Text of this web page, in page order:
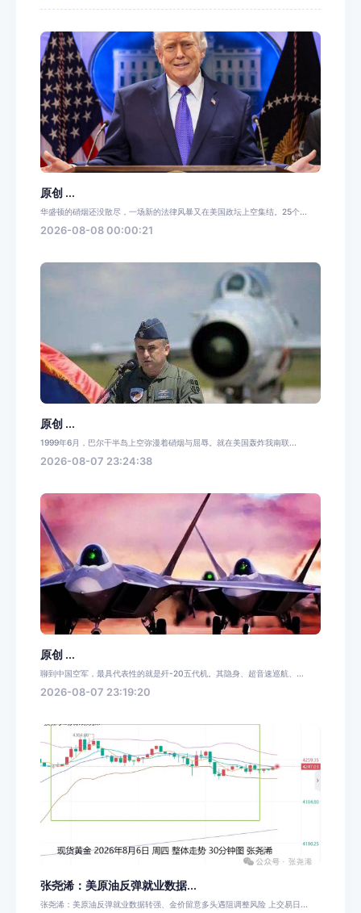
原创 ...
华盛顿的硝烟还没散尽，一场新的法律风暴又在美国政坛上空集结。25个...
2026-08-08 00:00:21
原创 ...
1999年6月，巴尔干半岛上空弥漫着硝烟与屈辱。就在美国轰炸我南联...
2026-08-07 23:24:38
原创 ...
聊到中国空军，最具代表性的就是歼-20五代机。其隐身、超音速巡航、...
2026-08-07 23:19:20
张尧浠：美原油反弹就业数据...
张尧浠：美原油反弹就业数据转强、金价留意多头遇阻调整风险 上交易日...